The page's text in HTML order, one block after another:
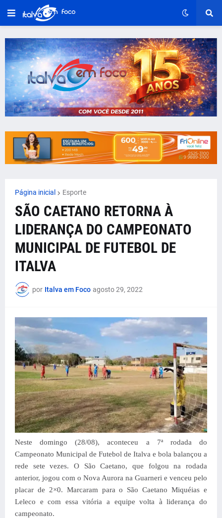
Página inicial Esporte
SÃO CAETANO RETORNA À
LIDERANÇA DO CAMPEONATO
MUNICIPAL DE FUTEBOL DE
ITALVA
por Italva em Foco agosto 29, 2022
Neste domingo (28/08), aconteceu a 7ª rodada do
Campeonato Municipal de Futebol de Italva e bola balançou a
rede sete vezes. O São Caetano, que folgou na rodada
anterior, jogou com o Nova Aurora na Guarneri e venceu pelo
placar de 2×0. Marcaram para o São Caetano Miquéias e
Leleco e com essa vitória a equipe volta à liderança do
campeonato.